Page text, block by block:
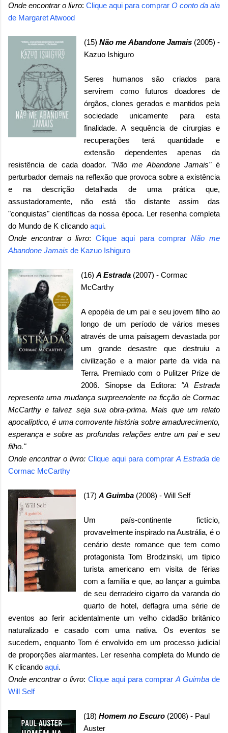
Onde encontrar o livro: Clique aqui para comprar O conto da aia
de Margaret Atwood
(15)Não me Abandone Jamais(2005) -
Kazuo Ishiguro
Seres humanos são criados para
servirem como futuros doadores de
órgãos, clones gerados e mantidos pela
sociedade unicamente para esta
finalidade. A sequência de cirurgias e
recuperações terá quantidade e
extensão dependentes apenas da
resistência de cada doador. "Não me Abandone Jamais"é
perturbador demais na reflexão que provoca sobre a existência
e na descrição detalhada de uma prática que,
assustadoramente, não está tão distante assim das
"conquistas" científicas da nossa época. Ler resenha completa
do Mundo de K clicando aqui.
Onde encontrar o livro:Clique aqui para comprarNão me
Abandone Jamais de Kazuo Ishiguro
(16) A Estrada (2007) - Cormac
McCarthy
A epopéia de um pai e seu jovem filho ao
longo de um período de vários meses
através de uma paisagem devastada por
um grande desastre que destruiu a
civilização e a maior parte da vida na
Terra. Premiado com o Pulitzer Prize de
2006. Sinopse da Editora: "A Estrada
representa uma mudança surpreendente na ficção de Cormac
McCarthy e talvez seja sua obra-prima. Mais que um relato
apocalíptico, é uma comovente história sobre amadurecimento,
esperança e sobre as profundas relações entre um pai e seu
filho."
Onde encontrar o livro:Clique aqui para comprar A Estradade
Cormac McCarthy
(17) A Guimba (2008) - Will Self
Um país-continente fictício,
provavelmente inspirado na Austrália, é o
cenário deste romance que tem como
protagonista Tom Brodzinski, um típico
turista americano em visita de férias
com a família e que, ao lançar a guimba
de seu derradeiro cigarro da varanda do
quarto de hotel, deflagra uma série de
eventos ao ferir acidentalmente um velho cidadão britânico
naturalizado e casado com uma nativa. Os eventos se
sucedem, enquanto Tom é envolvido em um processo judicial
de proporções alarmantes. Ler resenha completa do Mundo de
K clicando aqui.
Onde encontrar o livro: Clique aqui para comprar A Guimba de
Will Self
(18) Homem no Escuro (2008) - Paul
Auster